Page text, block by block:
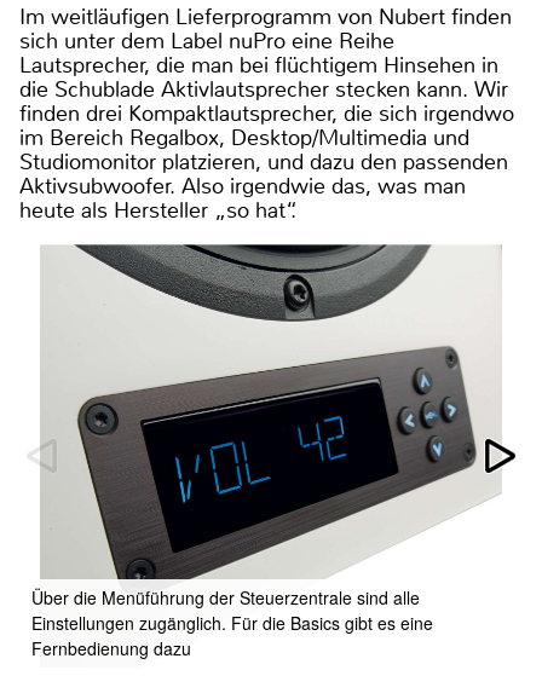
Im weitläufigen Lieferprogramm von Nubert finden
sich unter dem Label nuPro eine Reihe
Lautsprecher, die man bei flüchtigem Hinsehen in
die Schublade Aktivlautsprecher stecken kann. Wir
finden drei Kompaktlautsprecher, die sich irgendwo
im Bereich Regalbox, Desktop/Multimedia und
Studiomonitor platzieren, und dazu den passenden
Aktivsubwoofer. Also irgendwie das, was man
heute als Hersteller „so hat“.
Über die Menüführung der Steuerzentrale sind alle
Einstellungen zugänglich. Für die Basics gibt es eine
Fernbedienung dazu